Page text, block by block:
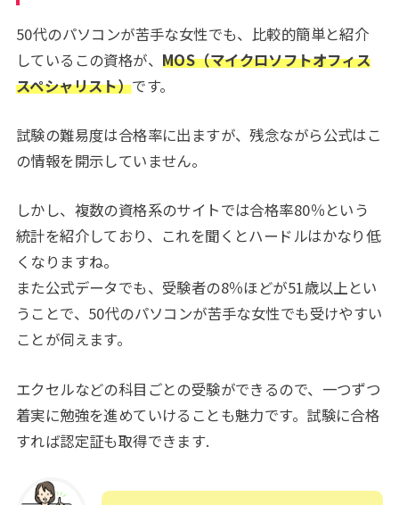
50代のパソコンが苦手な女性でも、比較的簡単と紹介
しているこの資格が、 MOS（マイクロソフトオフィス
スペシャリスト）です。
試験の難易度は合格率に出ますが、残念ながら公式はこ
の情報を開示していません。
しかし、複数の資格系のサイトでは合格率80％という
統計を紹介しており、これを聞くとハードルはかなり低
くなりますね。
また公式データでも、受験者の8％ほどが51歳以上とい
うことで、50代のパソコンが苦手な女性でも受けやすい
ことが伺えます。
エクセルなどの科目ごとの受験ができるので、一つずつ
着実に勉強を進めていけることも魅力です。試験に合格
すれば認定証も取得できます.